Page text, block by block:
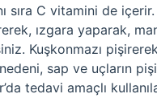
sıra C vitamini de
ızgara yaparak,
Kuşkonmazı
sap ve uçların
tedavi amaçlı